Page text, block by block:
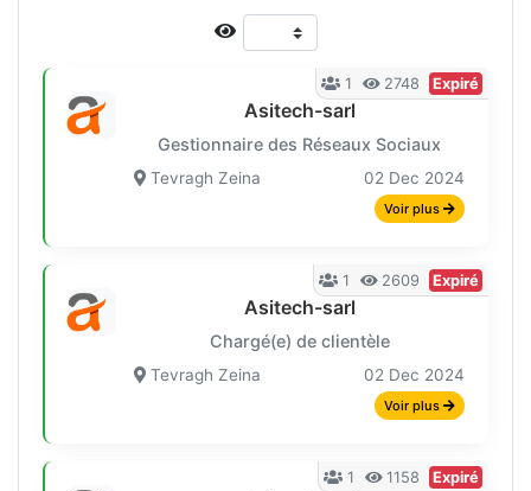
Asitech-sarl
Gestionnaire des Réseaux Sociaux
Tevragh Zeina 02 Dec 2024
1 2748 Expiré
Voir plus
Asitech-sarl
Chargé(e) de clientèle
Tevragh Zeina 02 Dec 2024
1 2609 Expiré
Voir plus
1 1158 Expiré